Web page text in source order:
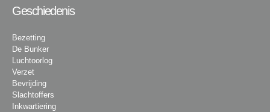
Geschiedenis
Bezetting
De Bunker
Luchtoorlog
Verzet
Bevrijding
Slachtoffers
Inkwartiering